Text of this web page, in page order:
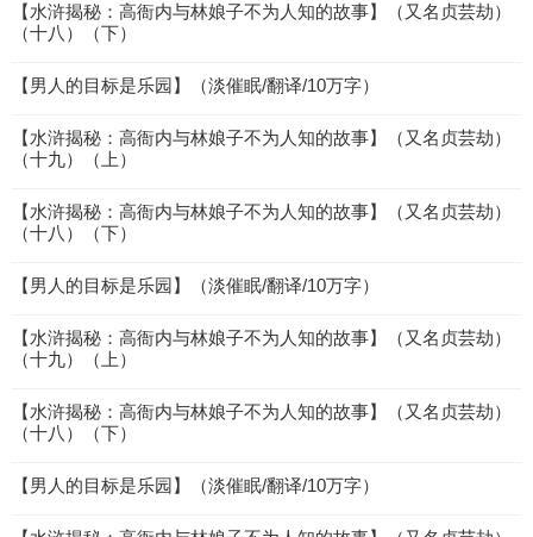
【水浒揭秘：高衙内与林娘子不为人知的故事】（又名贞芸劫）
（十八）（下）
【男人的目标是乐园】（淡催眠/翻译/10万字）
【水浒揭秘：高衙内与林娘子不为人知的故事】（又名贞芸劫）
（十九）（上）
【水浒揭秘：高衙内与林娘子不为人知的故事】（又名贞芸劫）
（十八）（下）
【男人的目标是乐园】（淡催眠/翻译/10万字）
【水浒揭秘：高衙内与林娘子不为人知的故事】（又名贞芸劫）
（十九）（上）
【水浒揭秘：高衙内与林娘子不为人知的故事】（又名贞芸劫）
（十八）（下）
【男人的目标是乐园】（淡催眠/翻译/10万字）